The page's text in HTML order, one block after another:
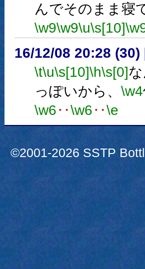
んでそのまま寝
\w9\w9\u\s[10]
16/12/08 20:28 (30)
\t\u\s[10]\h\s[0]
っぽいから、 \w4
\w6‥\w6‥\e
©2001-2026 SSTP